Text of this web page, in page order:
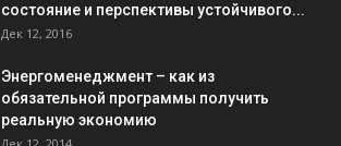
состояние и перспективы устойчивого...
Дек 12, 2016
Энергоменеджмент – как из
обязательной программы получить
реальную экономию